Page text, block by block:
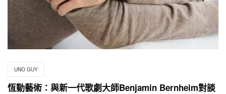
UNO GUY
恆動藝術：與新一代歌劇大師Benjamin Bernheim對談